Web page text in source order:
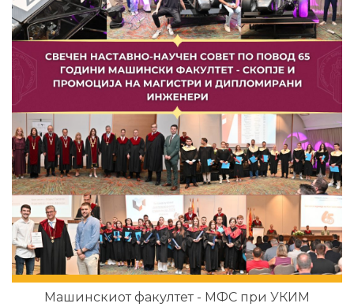
Машинскиот факултет - МФС при УКИМ